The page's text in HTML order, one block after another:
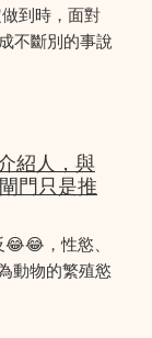
到時，面對
不斷別的事說
紹人，與
門只是推
，性慾、
動物的繁殖慾